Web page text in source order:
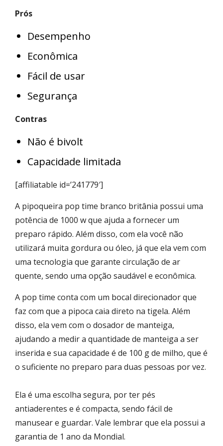
Prós
Desempenho
Econômica
Fácil de usar
Segurança
Contras
Não é bivolt
Capacidade limitada
[affiliatable id=’241779′]
A pipoqueira pop time branco britânia possui uma
potência de 1000 w que ajuda a fornecer um
preparo rápido. Além disso, com ela você não
utilizará muita gordura ou óleo, já que ela vem com
uma tecnologia que garante circulação de ar
quente, sendo uma opção saudável e econômica.
A pop time conta com um bocal direcionador que
faz com que a pipoca caia direto na tigela. Além
disso, ela vem com o dosador de manteiga,
ajudando a medir a quantidade de manteiga a ser
inserida e sua capacidade é de 100 g de milho, que é
o suficiente no preparo para duas pessoas por vez.
Ela é uma escolha segura, por ter pés
antiaderentes e é compacta, sendo fácil de
manusear e guardar. Vale lembrar que ela possui a
garantia de 1 ano da Mondial.